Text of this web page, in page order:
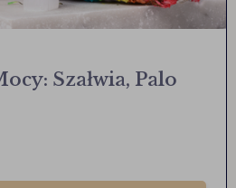
Szałwia, Palo